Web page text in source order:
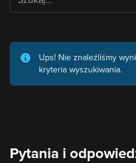
Ups! Nie znaleźliśmy
kryteria wyszukiwania.
Pytania i